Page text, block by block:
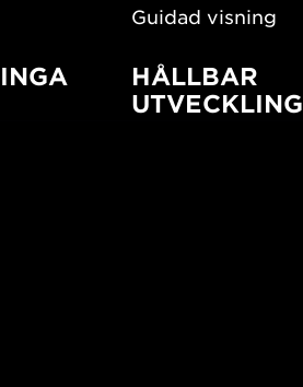
Guidad visning
HÅLLBAR
UTVECKLING